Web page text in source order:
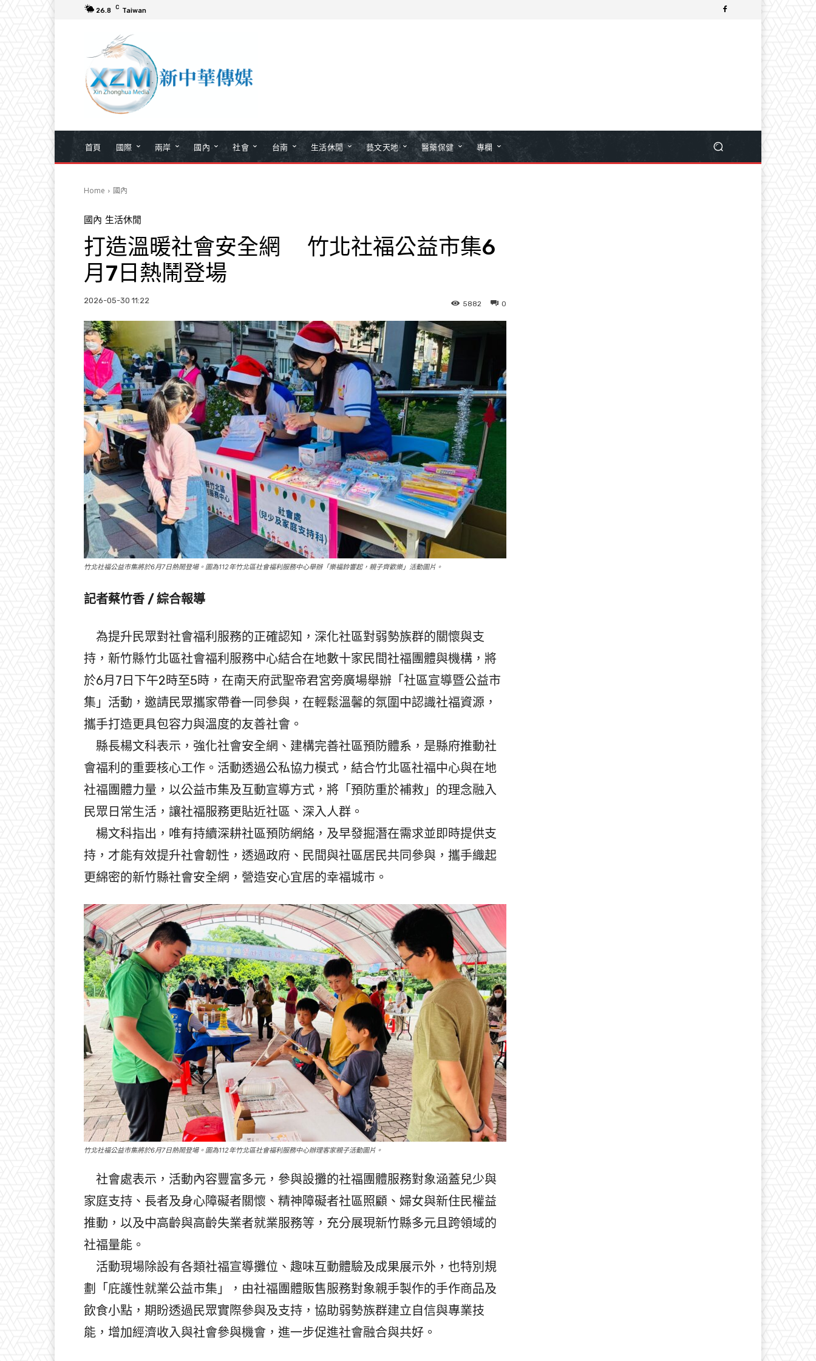
26.8 C Taiwan
首頁 國際 兩岸 國內 社會 台南 生活休閒 藝文天地 醫藥保健 專欄
Home 國內
國內 生活休閒
打造溫暖社會安全網 竹北社福公益市集6
月7日熱鬧登場
2026-05-30 11:22 0
5882
竹北社福公益市集將於6月7日熱鬧登場。圖為112年竹北區社會福利服務中心舉辦「樂福鈴響起，親子齊歡樂」活動圖片。
記者蔡竹香 / 綜合報導
為提升民眾對社會福利服務的正確認知，深化社區對弱勢族群的關懷與支
持，新竹縣竹北區社會福利服務中心結合在地數十家民間社福團體與機構，將
於6月7日下午2時至5時，在南天府武聖帝君宮旁廣場舉辦「社區宣導暨公益市
集」活動，邀請民眾攜家帶眷一同參與，在輕鬆溫馨的氛圍中認識社福資源，
攜手打造更具包容力與溫度的友善社會。
縣長楊文科表示，強化社會安全網、建構完善社區預防體系，是縣府推動社
會福利的重要核心工作。活動透過公私協力模式，結合竹北區社福中心與在地
社福團體力量，以公益市集及互動宣導方式，將「預防重於補救」的理念融入
民眾日常生活，讓社福服務更貼近社區、深入人群。
楊文科指出，唯有持續深耕社區預防網絡，及早發掘潛在需求並即時提供支
持，才能有效提升社會韌性，透過政府、民間與社區居民共同參與，攜手織起
更綿密的新竹縣社會安全網，營造安心宜居的幸福城市。
竹北社福公益市集將於6月7日熱鬧登場。圖為112年竹北區社會福利服務中心辦理客家親子活動圖片。
社會處表示，活動內容豐富多元，參與設攤的社福團體服務對象涵蓋兒少與
家庭支持、長者及身心障礙者關懷、精神障礙者社區照顧、婦女與新住民權益
推動，以及中高齡與高齡失業者就業服務等，充分展現新竹縣多元且跨領域的
社福量能。
活動現場除設有各類社福宣導攤位、趣味互動體驗及成果展示外，也特別規
劃「庇護性就業公益市集」，由社福團體販售服務對象親手製作的手作商品及
飲食小點，期盼透過民眾實際參與及支持，協助弱勢族群建立自信與專業技
能，增加經濟收入與社會參與機會，進一步促進社會融合與共好。